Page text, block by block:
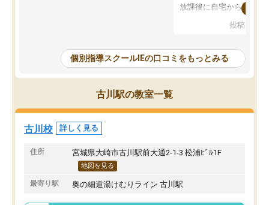
IEに通っていたおかげで学校のテスト
はほとんど100点以外は取らなかった
が、カリキュラムも指導内容もしっか
りしていたのにも関わらず私立中学受
験では結果を残せず非常に申し訳なか
った。
放課後に自宅から通える
整頓されていたことが
は、小学生に理解できる
時事的な例えを交えて説
ものだったから、受講後
ことで、今はやめてしま
オススメしたいです。
投稿日：
個別指導スクールIEの口コミをもっとみる
古川駅の教室一覧
古川校 詳しく見る
住所 宮城県大崎市古川駅前大通2-1-3 松浦ﾋﾞﾙ1F
地図を見る
最寄り駅 奥の細道湯けむりライン 古川駅